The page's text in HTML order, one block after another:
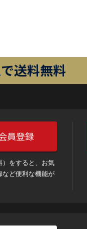
送料無料
員登録
）をすると、お気
など便利な機能が